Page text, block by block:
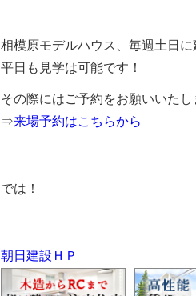
相模原モデルハウス、毎週土日
平日も見学は可能です！
その際にはご予約をお願いいたし
⇒来場予約はこちらから
では！
朝日建設ＨＰ